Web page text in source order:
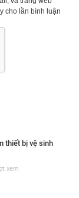
cho lần bình luận
thiết bị vệ sinh
xem